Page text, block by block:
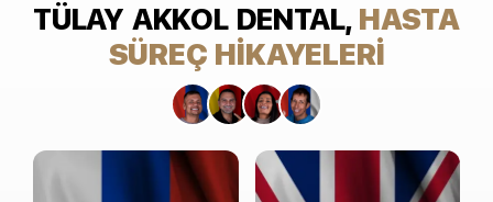
TÜLAY AKKOL DENTAL, HASTA
SÜREÇ HIKAYELERI